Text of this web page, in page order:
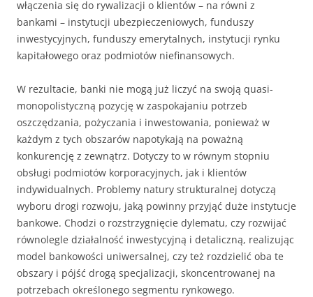
włączenia się do rywalizacji o klientów – na równi z
bankami – instytucji ubezpieczeniowych, funduszy
inwestycyjnych, funduszy emerytalnych, instytucji rynku
kapitałowego oraz podmiotów niefinansowych.
W rezultacie, banki nie mogą już liczyć na swoją quasi-
monopolistyczną pozycję w zaspokajaniu potrzeb
oszczędzania, pożyczania i inwestowania, ponieważ w
każdym z tych obszarów napotykają na poważną
konkurencję z zewnątrz. Dotyczy to w równym stopniu
obsługi podmiotów korporacyjnych, jak i klientów
indywidualnych. Problemy natury strukturalnej dotyczą
wyboru drogi rozwoju, jaką powinny przyjąć duże instytucje
bankowe. Chodzi o rozstrzygnięcie dylematu, czy rozwijać
równolegle działalność inwestycyjną i detaliczną, realizując
model bankowości uniwersalnej, czy też rozdzielić oba te
obszary i pójść drogą specjalizacji, skoncentrowanej na
potrzebach określonego segmentu rynkowego.